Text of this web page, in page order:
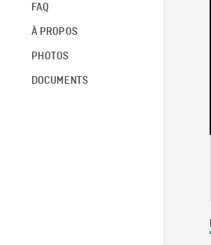
FAQ
À PROPOS
PHOTOS
DOCUMENTS